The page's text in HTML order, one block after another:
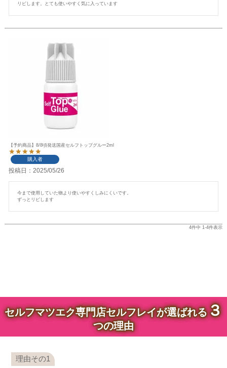
リピします。とても使いやすく気に入っています
【予約商品】8/8頃発送国産セルフトップグルー2ml
購入者
投稿日 2025/05/26
今まで使用していた物より使いやすくしみにくいです。
ずっとリピします
4件中 1-4件表示
セルフマツエク専門店セルフレイが選ばれる３
つの理由